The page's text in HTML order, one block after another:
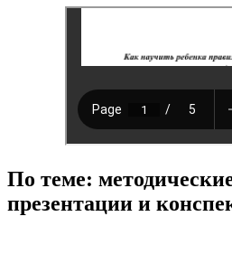
По теме:
презентации и